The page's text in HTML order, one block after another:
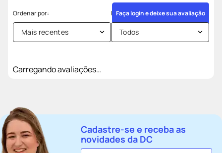
Faça login e deixe sua avaliação
Mais recentes Todos
Carregando avaliações…
Cadastre-se e receba as
novidades da DC